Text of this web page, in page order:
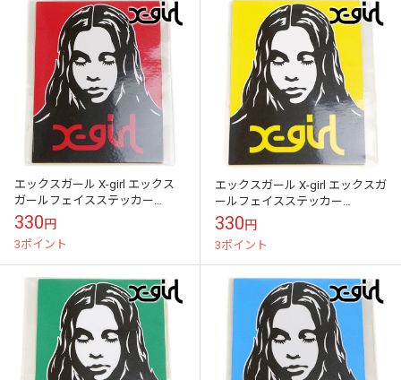
エックスガール X-girl エックス
ガールフェイスステッカー
[105253054026 FW25] X-girl
FACE S...
330円
3ポイント
エックスガール X-girl エックスガ
ールフェイスステッカー
[105253054026 FW25] X-girl FACE
S...
330円
3ポイント